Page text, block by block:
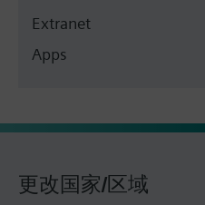
Extranet
Apps
更改国家/区域